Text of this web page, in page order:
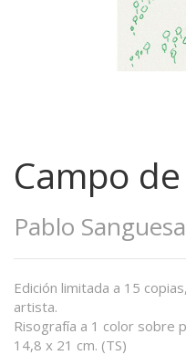
Campo
Pablo Sanguesa
Edición limitada a 15
artista.
Risografía a 1 color sobre
14,8 x 21 cm. (TS)